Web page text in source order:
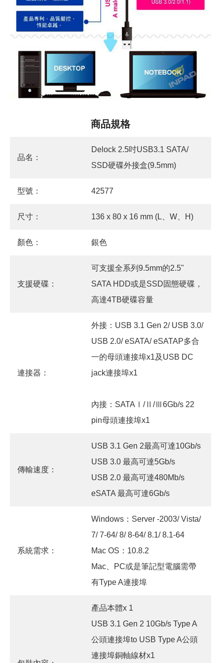
商品規格
品名：
Delock 2.5吋USB3.1 SATA/
SSD硬碟外接盒(9.5mm)
型號： 42577
尺寸： 136 x 80 x 16 mm (L、W、H)
顏色： 銀色
支援硬碟：
可支援全系列9.5mm的2.5"
SATA HDD或是SSD固態硬碟，
高達4TB硬碟容量
連接器：
外接：USB 3.1 Gen 2/ USB 3.0/
USB 2.0/ eSATA/ eSATAP多合
一的母頭連接埠x1及USB DC
jack連接埠x1
內接：SATAⅠ/Ⅱ/Ⅲ6Gb/s 22
pin母頭連接埠x1
傳輸速度：
USB 3.1 Gen 2最高可達10Gb/s
USB 3.0 最高可達5Gb/s
USB 2.0 最高可達480Mb/s
eSATA 最高可達6Gb/s
系統需求：
Windows：Server -2003/ Vista/
7/ 7-64/ 8/ 8-64/ 8.1/ 8.1-64
Mac OS：10.8.2
Mac、PC或是筆記型電腦需帶
有Type A連接埠
產品本體x 1
USB 3.1 Gen 2 10Gb/s Type A
公頭連接埠to USB Type A公頭
連接埠銅軸線材x1